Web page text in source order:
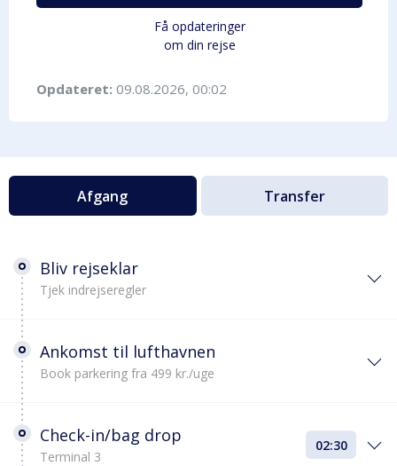
Få opdateringer
om din rejse
Opdateret: 09.08.2026, 00:02
Afgang Transfer
Bliv rejseklar
Tjek indrejseregler
Ankomst til lufthavnen
Book parkering fra 499 kr./uge
Check-in/bag drop
Terminal 3
02:30